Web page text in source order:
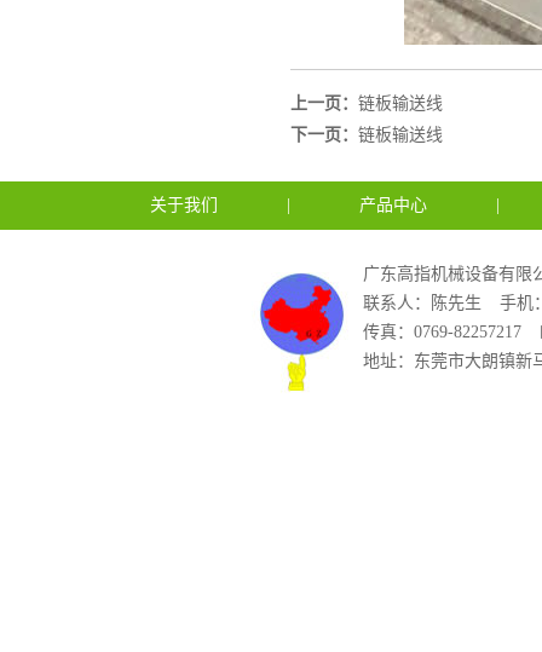
上一页： 链板输送线
下一页： 链板输送线
关于我们 产品中心
广东高指机械设备有限
联系人：陈先生
手机
传真：0769-82257217
地址：东莞市大朗镇新